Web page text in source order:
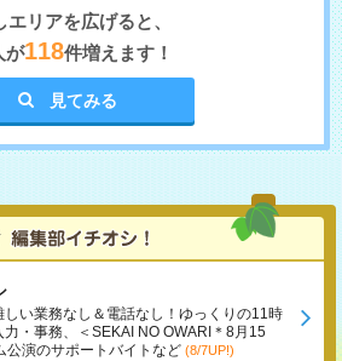
エリアを広げると、
が118件増えます！
見てみる
しい業務なし＆電話なし！ゆっくりの11時
力・事務、＜SEKAI NO OWARI＊8月15
公演のサポートバイトなど (8/7UP!)